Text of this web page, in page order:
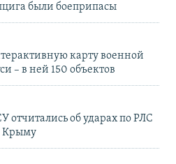
были боеприпасы
карту военной
– в ней 150 объектов
отчитались об ударах по РЛС
Крыму